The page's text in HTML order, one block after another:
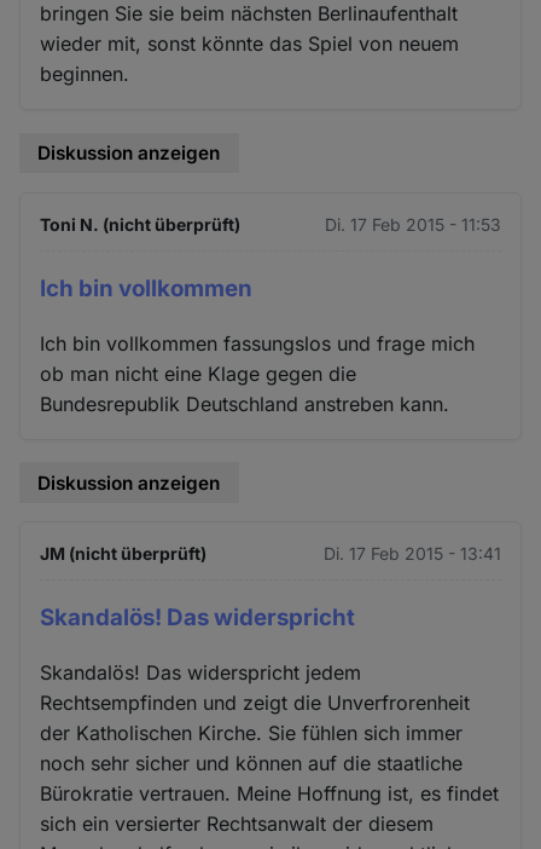
bringen Sie sie beim nächsten Berlinaufenthalt
wieder mit, sonst könnte das Spiel von neuem
beginnen.
Diskussion anzeigen
Toni N. (nicht überprüft) Di. 17 Feb 2015 - 11:53
Ich bin vollkommen
Ich bin vollkommen fassungslos und frage mich
ob man nicht eine Klage gegen die
Bundesrepublik Deutschland anstreben kann.
Diskussion anzeigen
JM (nicht überprüft) Di. 17 Feb 2015 - 13:41
Skandalös! Das widerspricht
Skandalös! Das widerspricht jedem
Rechtsempfinden und zeigt die Unverfrorenheit
der Katholischen Kirche. Sie fühlen sich immer
noch sehr sicher und können auf die staatliche
Bürokratie vertrauen. Meine Hoffnung ist, es findet
sich ein versierter Rechtsanwalt der diesem